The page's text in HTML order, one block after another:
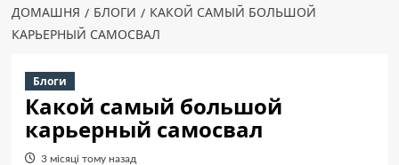
ДОМАШНЯ БЛОГИ
КАКОЙ САМЫЙ БОЛЬШОЙ
КАРЬЕРНЫЙ САМОСВАЛ
Блоги
Какой самый большой
карьерный самосвал
3 місяці тому назад